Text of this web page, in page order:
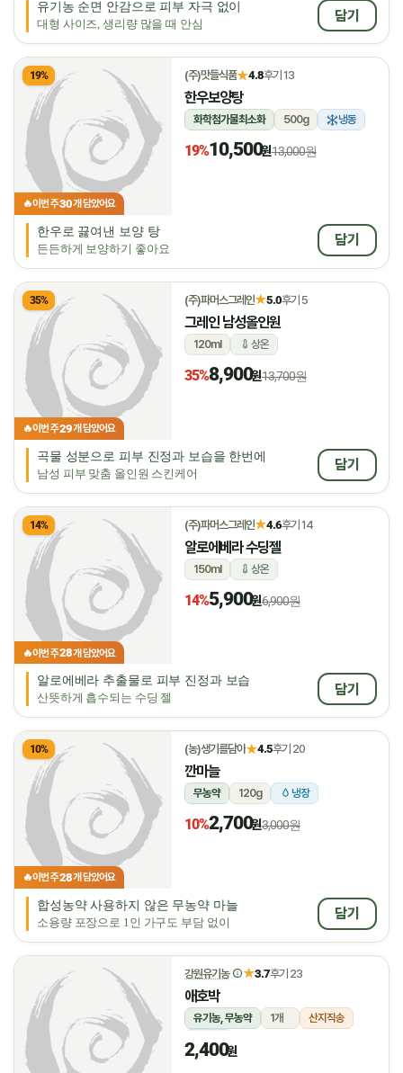
유기농 순면 안감으로 피부 자극 없이
대형 사이즈, 생리량 많을 때 안심
담기
19%
🔥이번 주30개 담았어요
(주)맛들식품★4.8후기 13
한우보양탕
화학첨가물최소화 500g 냉동
19%10,500원13,000원
한우로 끓여낸 보양 탕
든든하게 보양하기 좋아요
담기
35%
🔥이번 주29개 담았어요
(주)파머스그레인★5.0후기 5
그레인 남성올인원
120ml 상온
35%8,900원13,700원
곡물 성분으로 피부 진정과 보습을 한번에
남성 피부 맞춤 올인원 스킨케어
담기
14%
🔥이번 주28개 담았어요
(주)파머스그레인★4.6후기 14
알로에베라 수딩젤
150ml 상온
14%5,900원6,900원
알로에베라 추출물로 피부 진정과 보습
산뜻하게 흡수되는 수딩 젤
담기
10%
🔥이번 주28개 담았어요
(농)생기를담아★4.5후기 20
깐마늘
무농약 120g 냉장
10%2,700원3,000원
합성농약 사용하지 않은 무농약 마늘
소용량 포장으로 1인 가구도 부담 없이
담기
강원유기농 ★3.7후기 23
애호박
유기농, 무농약 1개
산지직송
2,400원